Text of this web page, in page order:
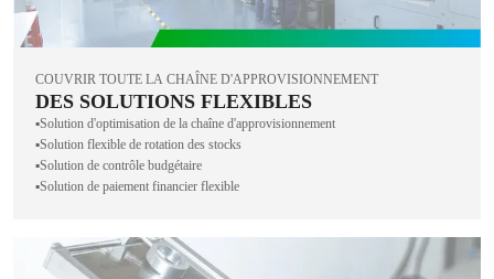
COUVRIR TOUTE LA CHAÎNE D'APPROVISIONNEMENT
DES SOLUTIONS FLEXIBLES
▪️Solution d'optimisation de la chaîne d'approvisionnement
▪️Solution flexible de rotation des stocks
▪️Solution de contrôle budgétaire
▪️Solution de paiement financier flexible